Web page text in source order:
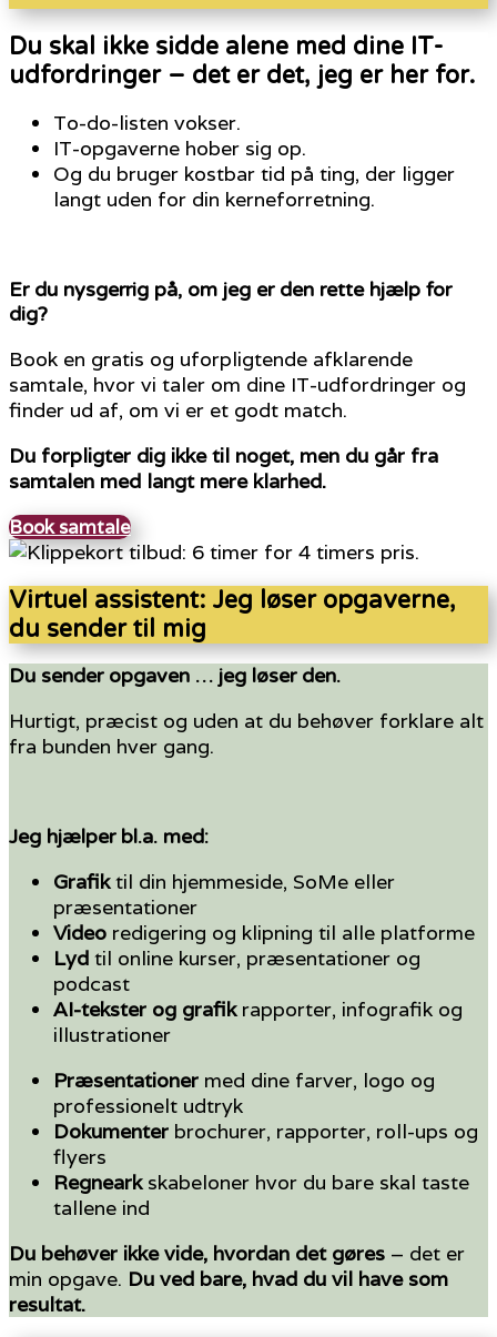
Du skal ikke sidde alene med dine IT-
udfordringer – det er det, jeg er her for.
To-do-listen vokser.
IT-opgaverne hober sig op.
Og du bruger kostbar tid på ting, der ligger
langt uden for din kerneforretning.
Er du nysgerrig på, om jeg er den rette hjælp for
dig?
Book en gratis og uforpligtende afklarende
samtale, hvor vi taler om dine IT-udfordringer og
finder ud af, om vi er et godt match.
Du forpligter dig ikke til noget, men du går fra
samtalen med langt mere klarhed.
Book samtale
Virtuel assistent: Jeg løser opgaverne,
du sender til mig
Du sender opgaven … jeg løser den.
Hurtigt, præcist og uden at du behøver forklare alt
fra bunden hver gang.
Jeg hjælper bl.a. med:
Grafiktil din hjemmeside, SoMe eller
præsentationer
Video redigering og klipning til alle platforme
Lyd til online kurser, præsentationer og
podcast
AI-tekster og grafikrapporter, infografik og
illustrationer
Præsentationer med dine farver, logo og
professionelt udtryk
Dokumenter brochurer, rapporter, roll-ups og
flyers
Regnearkskabeloner hvor du bare skal taste
tallene ind
Du behøver ikke vide, hvordan det gøres – det er
min opgave. Du ved bare, hvad du vil have som
resultat.